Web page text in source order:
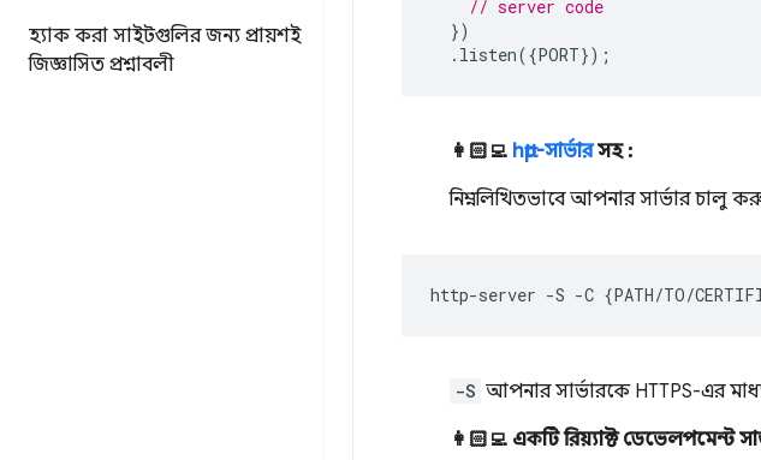
হ্যাক করা সাইটগুলির জন্য প্রায়শই
জিজ্ঞাসিত প্রশ্নাবলী
// server code
})
. listen({PORT});
👩🏻‍💻 http-সার্ভারসহ :
নিম্নলিখিতভাবে আপনার সার্ভার চালু
http-server -S -C {PATH/TO/
-S আপনার সার্ভারকে HTTPS-এর
👩🏻‍💻 একটি রিয়্যাক্ট ডেভেলপমেন্ট